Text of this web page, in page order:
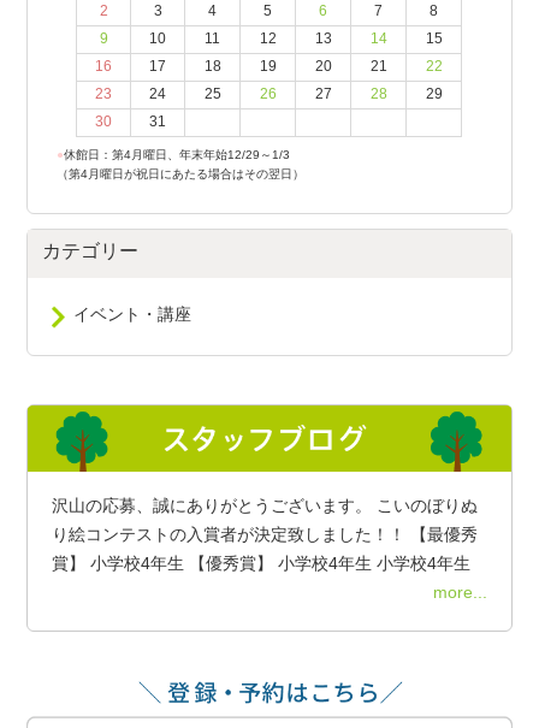
2
3 4 5 6 7
8
9
10 11 12 13 14
15
16
17 18 19 20 21
22
23
24 25 26 27 28
29
30
31
●休館日：第4月曜日、年末年始12/29～1/3
（第4月曜日が祝日にあたる場合はその翌日）
カテゴリー
イベント・講座
沢山の応募、誠にありがとうございます。 こいのぼりぬ
り絵コンテストの入賞者が決定致しました！！ 【最優秀
賞】 小学校4年生 【優秀賞】 小学校4年生 小学校4年生
more...